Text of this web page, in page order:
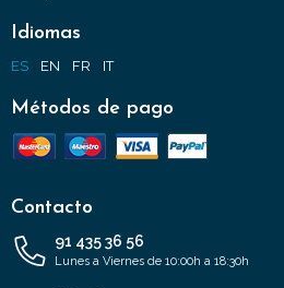
Idiomas
ES EN FR IT
Métodos de pago
Contacto
91 435 36 56
Lunes a Viernes de 10:00h a 18:30h